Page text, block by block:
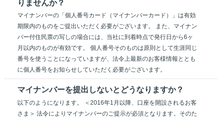
りませんか？
マイナンバーの「個人番号カード（マイナンバーカード）」は有効
期限内のものをご提出いただく必要がございます。 また、マイナン
バー付住民票の写しの場合には、当社に到着時点で発行日から6ヶ
月以内のものが有効です。 個人番号そのものは原則として生涯同じ
番号を使うことになっていますが、法令上最新のお客様情報ととも
に個人番号をお知らせしていただく必要がございます。
マイナンバーを提出しないとどうなりますか？
以下のようになります。 ＜2016年1月以降、口座を開設されるお客
さま＞ 法令によりマイナンバーのご提示が必須となります。そのた